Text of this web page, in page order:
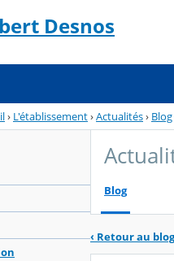
Desnos
› L'établissement›Actualités› Blog
Blog
‹ Retour au blog